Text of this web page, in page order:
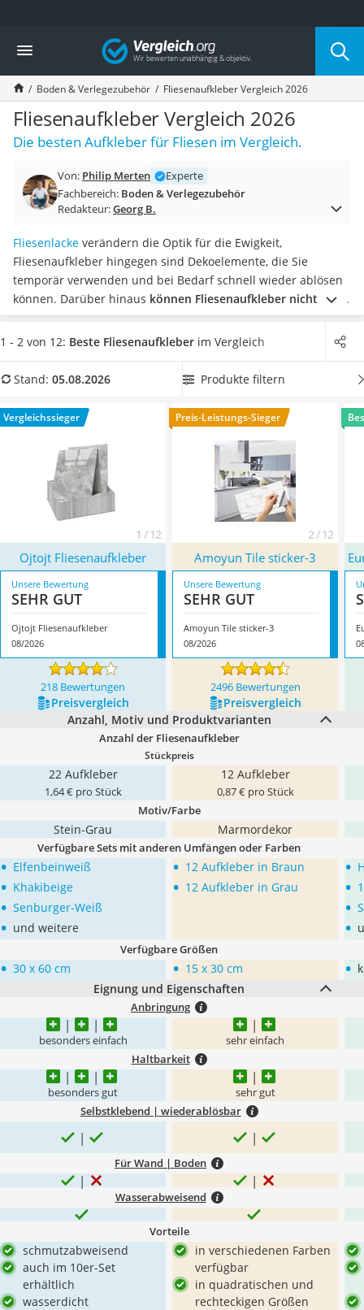
Die beliebtesten Vergleiche nach Kategorie
Baumarkt
Tresor feuerfest
Makita-Akku-Rasenmäher
Kappsäge
Smartes Türschloss
Akku-Rasentrimmer
Split-Klimaanlage 2 Innengeräte
Pelletofen
Tiefbrunnenpumpe
Fliesenschneider
Hochdruckreiniger
Doppelschleifer
Überwachungskamera
Benzinrasenmäher mit Elektrostart
Löschdecke
Winterharte Palmen
Gasdurchlauferhitzer
Vergleich
Boden & Verlegezubehör Fliesenaufkleber Vergleich 2026
Fliesenaufkleber Vergleich 2026
Die besten Aufkleber für Fliesen im Vergleich.
Von: Philip Merten
Experte
Fachbereich: Boden & Verlegezubehör
Redakteur:Georg B.
Fliesenlacke verändern die Optik für die Ewigkeit,
Fliesenaufkleber hingegen sind Dekoelemente, die Sie
temporär verwenden und bei Bedarf schnell wieder ablösen
können. Darüber hinaus können Fliesenaufkleber nicht nur
Fliesen verschönern. Laut diversen Tests im Internet haften
Sie auch auf glatten Oberflächen und könnten Kommoden
Fliesenaufkleber aus unserer Vergleichstabelle,die
besonders gut für Nassbereiche geeignet und halten selbst
an der Wand, die sich direkt hinter Waschbecken oder
Badewanne befindet. Überzeugt hat uns hier im August 2026
besonders das Modell
Ojtojt Fliesenaufkleber* mit seinen
Eigenschaften.
1 - 2 von 12: Beste Fliesenaufkleber im Vergleich
Stand: 05.08.2026 Produkte filtern
Vergleichssieger
1 / 12
Preis-Leistungs-Sieger
2 / 12
Ojtojt Fliesenaufkleber Amoyun Tile sticker-3
Unsere Bewertung
SEHR GUT
Ojtojt Fliesenaufkleber
08/2026
Unsere Bewertung
SEHR GUT
Amoyun Tile sticker-3
08/2026
218 Bewertungen 2496 Bewertungen
Preis­vergleich
Preis­vergleich
Anzahl, Motiv und Produktvarianten
Anzahl der Fliesenaufkleber
Stückpreis
22 Aufkleber
1,64 € pro Stück
12 Aufkleber
0,87 € pro Stück
Motiv/Farbe
Stein-Grau Marmordekor
Verfügbare Sets mit anderen Umfängen oder Farben
• Elfenbeinweiß
• Khakibeige
• Senburger-Weiß
• und weitere
• 12 Aufkleber in Braun
• 12 Aufkleber in Grau
•
•
•
•
Verfügbare Größen
• 30 x 60 cm • 15 x 30 cm •
Eignung und Eigenschaften
Anbringung
besonders einfach sehr einfach
Haltbarkeit
besonders gut sehr gut
Selbstklebend | wiederablösbar
Für Wand | Boden
Wasserabweisend
Vorteile
schmutzabweisend
auch im 10er-Set
erhältlich
wasserdicht
in verschiedenen Farben
verfügbar
in quadratischen und
rechteckigen Größen